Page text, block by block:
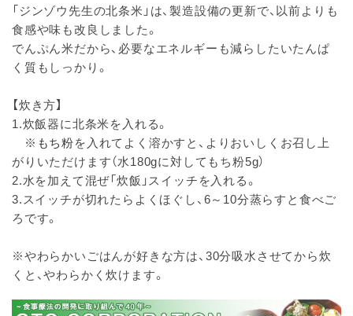
「ジンゾウ先生の北条米」は、製造設備の更新で、以前よりも
食感や味も改良しました。
でんぷん米だから、必要なエネルギーも減らしたいたんぱ
く質もしっかり。
【炊き方】
1.炊飯器に北条米を入れる。
※ もち粉を入れてよく溶かすと、よりおいしくお召し上
がりいただけます（水180gに対してもち粉5g）
2.水を加えて混ぜ「炊飯」スイッチを入れる。
3.スイッチが切れたらよくほぐし、6～10分蒸らすと食べご
ろです。
※やわらかいごはんが好きな方は、30分吸水させてから炊
くと、やわらかく炊けます。